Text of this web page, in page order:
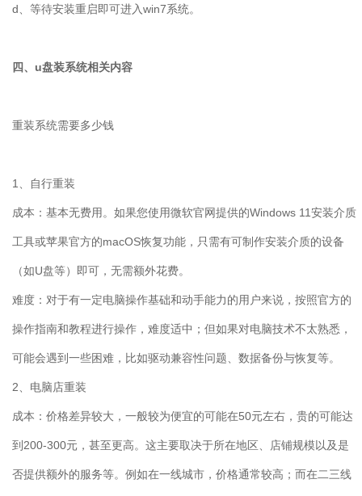
d 、等待安装重启即可进入win7系统。
四、 u盘装系统相关内容
重装系统需要多少钱
1 、自行重装
成本：基本无费用。如果您使用微软官网提供的Windows 11安装介质
工具或苹果官方的macOS恢复功能，只需有可制作安装介质的设备
（如U盘等）即可，无需额外花费。
难度：对于有一定电脑操作基础和动手能力的用户来说，按照官方的
操作指南和教程进行操作，难度适中；但如果对电脑技术不太熟悉，
可能会遇到一些困难，比如驱动兼容性问题、数据备份与恢复等。
2 、电脑店重装
成本：价格差异较大，一般较为便宜的可能在50元左右，贵的可能达
到 200-300元，甚至更高。这主要取决于所在地区、店铺规模以及是
否提供额外的服务等。例如在一线城市，价格通常较高；而在二三线